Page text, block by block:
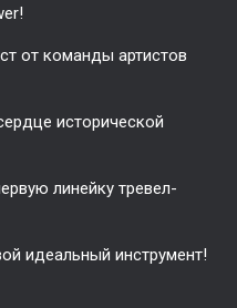
от команды артистов
исторической
линейку тревел-
идеальный инструмент!